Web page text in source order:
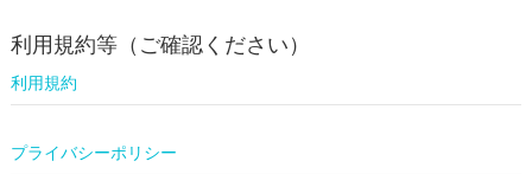
利用規約等（ご確認ください）
利用規約
プライバシーポリシー